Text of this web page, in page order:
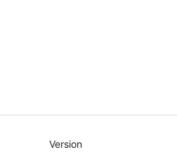
Meta
Version